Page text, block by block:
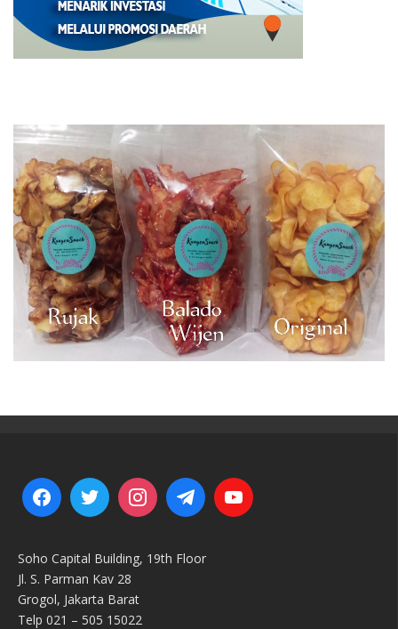
Soho Capital Building, 19th Floor
Jl. S. Parman Kav 28
Grogol, Jakarta Barat
Telp 021 – 505 15022